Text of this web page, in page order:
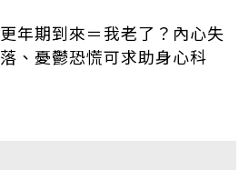
更年期到來＝我老了？內心失
落、憂鬱恐慌可求助身心科